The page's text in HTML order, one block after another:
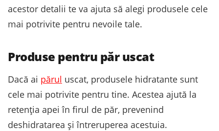
acestor detalii te va ajuta să alegi produsele cele
mai potrivite pentru nevoile tale.
Produse pentru păr uscat
Dacă ai părul uscat, produsele hidratante sunt
cele mai potrivite pentru tine. Acestea ajută la
retenția apei în firul de păr, prevenind
deshidratarea și întreruperea acestuia.